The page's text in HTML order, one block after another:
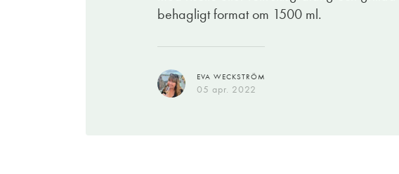
behagligt format om 1500 ml.
EVA WECKSTRÖM
05 apr. 2022